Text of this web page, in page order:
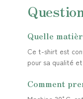
Quelle
Ce t-shirt est
pour sa qualité
Comment